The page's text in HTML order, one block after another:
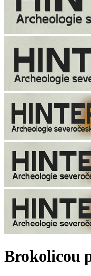
Brokolicou